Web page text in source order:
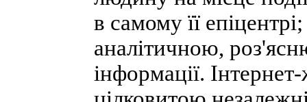
в самому її
аналітичною,
інформації.